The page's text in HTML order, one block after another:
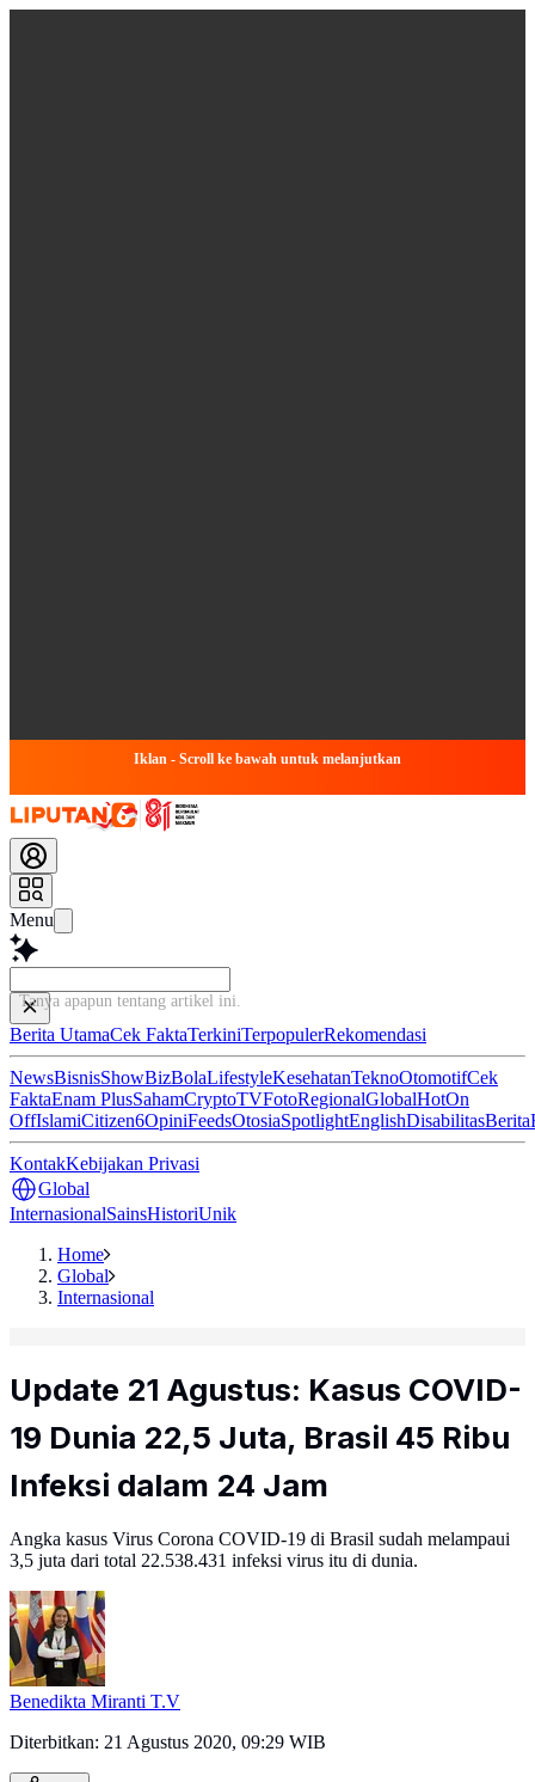
Iklan - Scroll ke bawah untuk melanjutkan
Menu
Tanya apapun tentang artikel ini..
Berita UtamaCek FaktaTerkiniTerpopulerRekomendasi
NewsBisnisShowBizBolaLifestyleKesehatanTeknoOtomotifCek
FaktaEnam PlusSahamCryptoTVFotoRegionalGlobalHotOn
OffIslamiCitizen6OpiniFeedsOtosiaSpotlightEnglishDisabilitasBerita
KontakKebijakan Privasi
Global
InternasionalSainsHistoriUnik
Home
Global
Internasional
Update 21 Agustus: Kasus COVID-
19 Dunia 22,5 Juta, Brasil 45 Ribu
Infeksi dalam 24 Jam
Angka kasus Virus Corona COVID-19 di Brasil sudah melampaui
3,5 juta dari total 22.538.431 infeksi virus itu di dunia.
Benedikta Miranti T.V
Diterbitkan: 21 Agustus 2020, 09:29 WIB